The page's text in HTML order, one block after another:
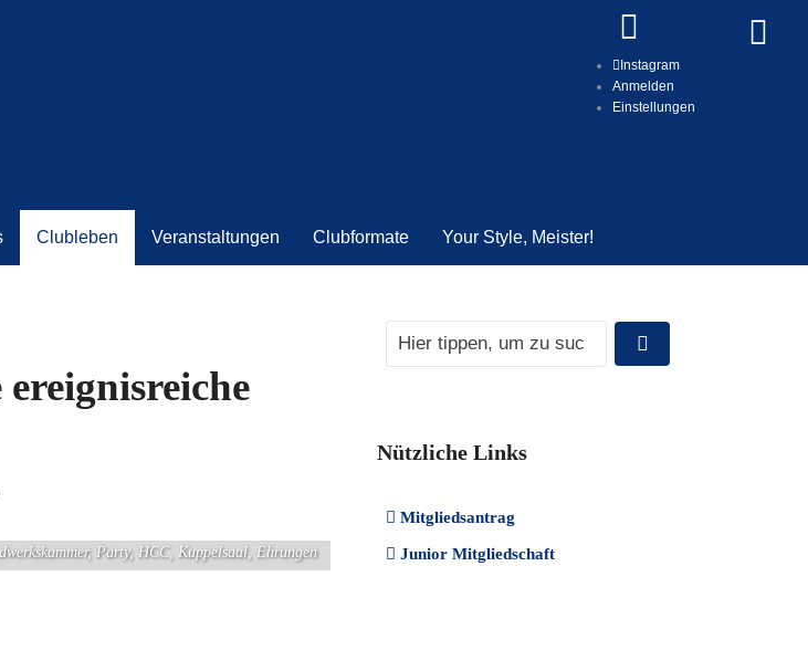
Instagram
Anmelden
Einstellungen
Clubleben Veranstaltungen Clubformate Your Style, Meister!
Party, HCC, Kuppelsaal, Ehrungen
Nützliche Links
Mitgliedsantrag
Junior Mitgliedschaft